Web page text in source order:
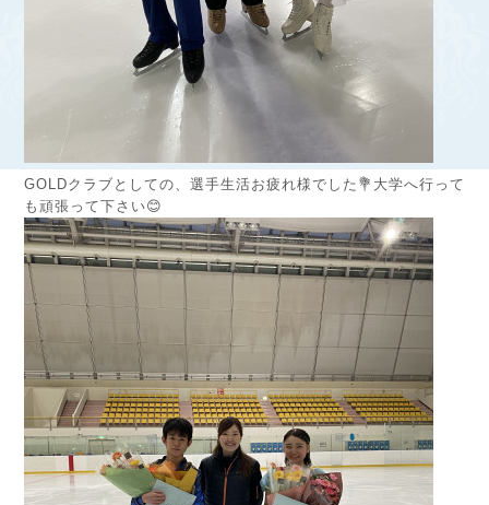
GOLDクラブとしての、選手生活お疲れ様でした💐大学へ行って
も頑張って下さい😊